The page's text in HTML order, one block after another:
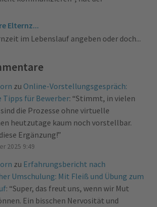
Elternz...
im Lebenslauf angeben oder doch...
zu Online-Vorstellungsgespräch:
Tipps für Bewerber: “Stimmt, in vielen
die Prozesse ohne virtuelle
heutzutage kaum noch vorstellbar.
Ergänzung!”
2025 9:49
zu Erfahrungsbericht nach
Umschulung: Mit Fleiß und Übung zum
: “Super, das freut uns, wenn wir Mut
Ein bisschen Nervosität und